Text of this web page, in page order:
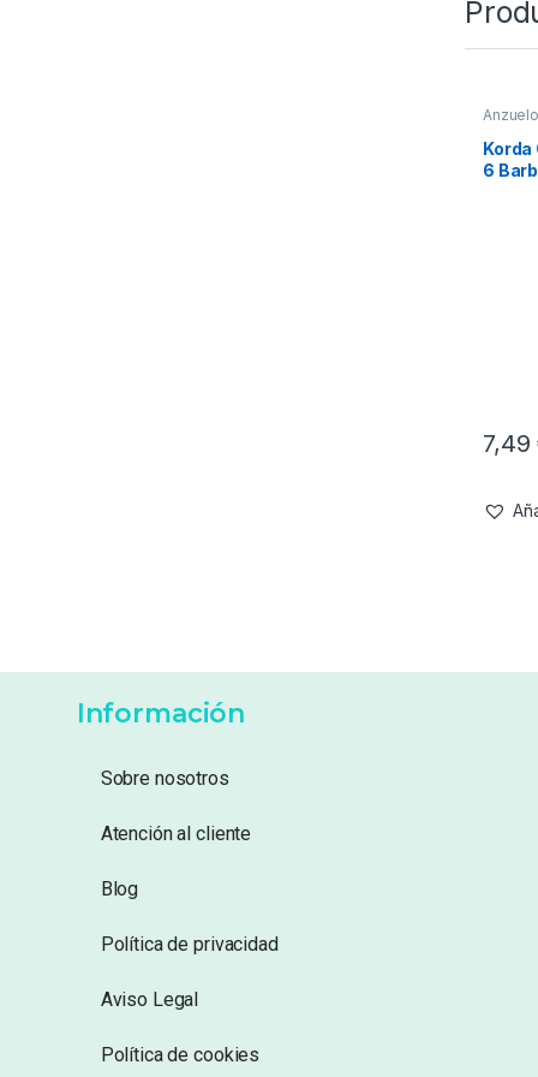
Korda
6
7,49
Información
Sobre nosotros
Atención al cliente
Blog
Política de privacidad
Aviso Legal
Política de cookies